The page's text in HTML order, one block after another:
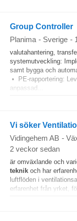
Group Controller
Planima - Sverige -
valutahantering,
systemutveckling:
samt bygga och
• PE-rapportering:
anpassad...
Vi söker
Vidingehem AB -
2 veckor sedan
är omväxlande och
teknik och har
luftflöden i
erfarenhet från yrket,